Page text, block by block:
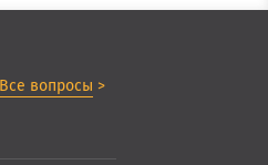
Все вопросы >